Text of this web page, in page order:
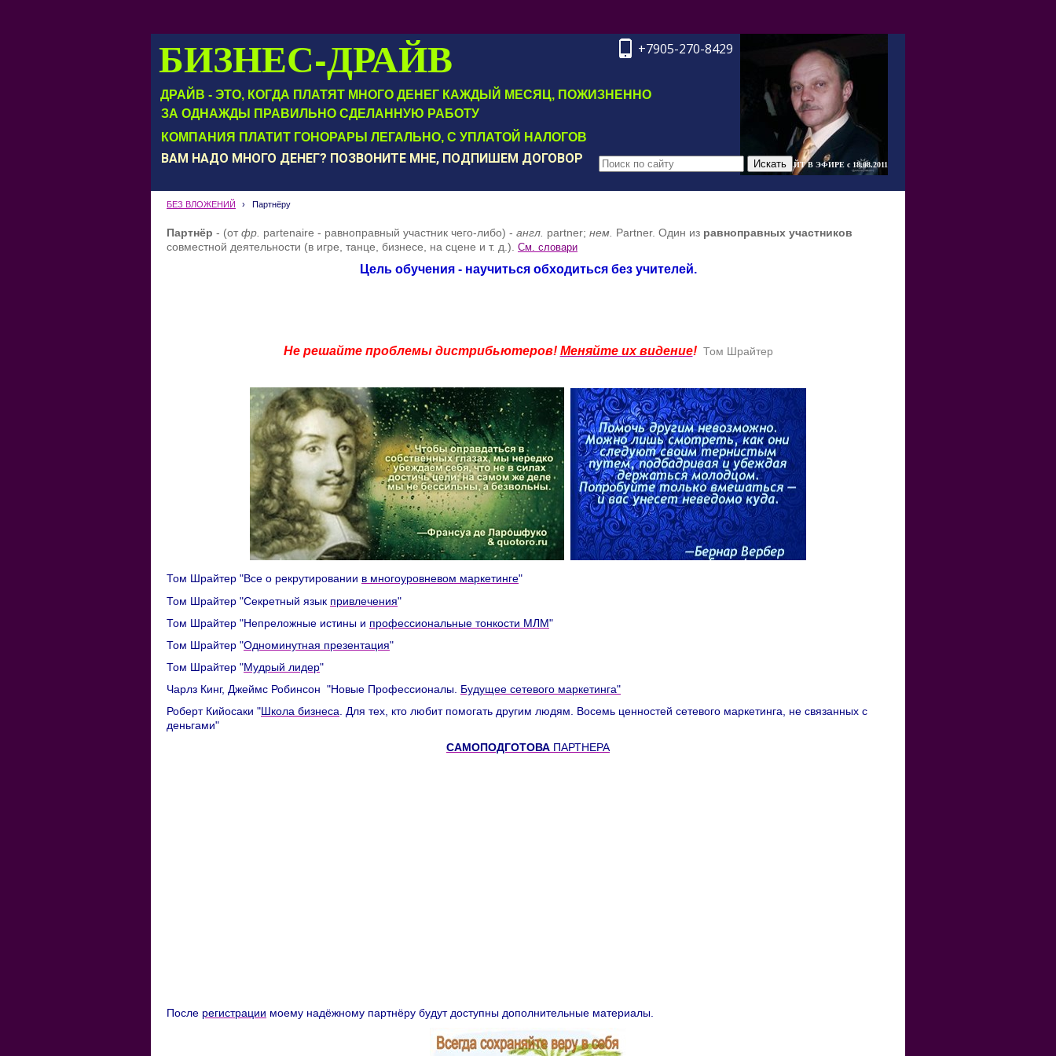
САЙТ В ЭФИРЕ c 18.08.2011
+7905-270-8429
БИЗНЕС-ДРАЙВ
ДРАЙВ - ЭТО, КОГДА ПЛАТЯТ МНОГО ДЕНЕГ КАЖДЫЙ МЕСЯЦ, ПОЖИЗНЕННО
КОМПАНИЯ ПЛАТИТ ГОНОРАРЫ ЛЕГАЛЬНО, С УПЛАТОЙ НАЛОГОВ
ЗА ОДНАЖДЫ ПРАВИЛЬНО СДЕЛАННУЮ РАБОТУ
ВАМ НАДО МНОГО ДЕНЕГ? ПОЗВОНИТЕ МНЕ, ПОДПИШЕМ ДОГОВОР
БЕЗ ВЛОЖЕНИЙ › Партнёру
Партнёр - (от фр partenaire - равноправный участник чего-либо) - англ partner; нем Partner. Один из равноправных участников
совместной деятельности (в игре танце бизнесе на сцене и т. д .). См. словари
Цель обучения - научиться обходиться без учителей.
Не решайте проблемы дистрибьютеров! Меняйте их видение! Том Шрайтер
Том Шрайтер "Все о рекрутировании в многоуровневом маркетинге"
Том Шрайтер "Секретный язык привлечения"
Том Шрайтер "Непреложные истины и профессиональные тонкости МЛМ"
Том Шрайтер "Одноминутная презентация"
Том Шрайтер "Мудрый лидер"
Чарлз Кинг, Джеймс Робинсон "Новые Профессионалы. Будущее сетевого маркетинга"
Роберт Кийосаки "Школа бизнеса . Для тех, кто любит помогать другим людям. Восемь ценностей сетевого маркетинга, не связанных с
деньгами"
САМОПОДГОТОВА ПАРТНЕРА
После регистрации моему надёжному партнёру будут доступны дополнительные материалы.